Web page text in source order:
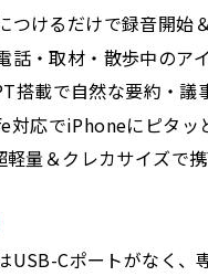
つけるだけで録音開始
話・取材・散歩中のア
搭載で自然な要約・議
対応でiPhoneにピタッ
軽量＆クレカサイズで
USB-Cポートがなく、